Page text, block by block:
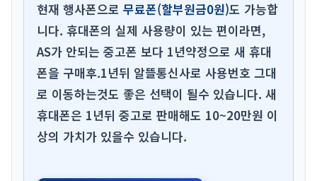
현재 행사폰으로 무료폰(할부원금0원)도 가능합
니다. 휴대폰의 실제 사용량이 있는 편이라면,
AS가 안되는 중고폰 보다 1년약정으로 새 휴대
폰을 구매후.1년뒤 알뜰통신사로 사용번호 그대
로 이동하는것도 좋은 선택이 될수 있습니다. 새
휴대폰은 1년뒤 중고로 판매해도 10~20만원 이
상의 가치가 있을수 있습니다.